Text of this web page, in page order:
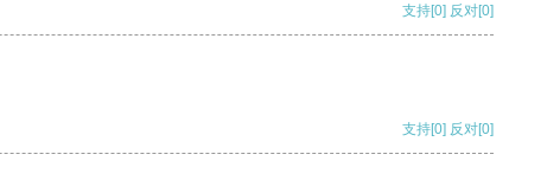
支持[0] 反对[0]
支持[0] 反对[0]